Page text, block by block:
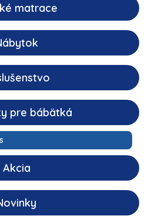
matrace
pre bábätká
Akcia